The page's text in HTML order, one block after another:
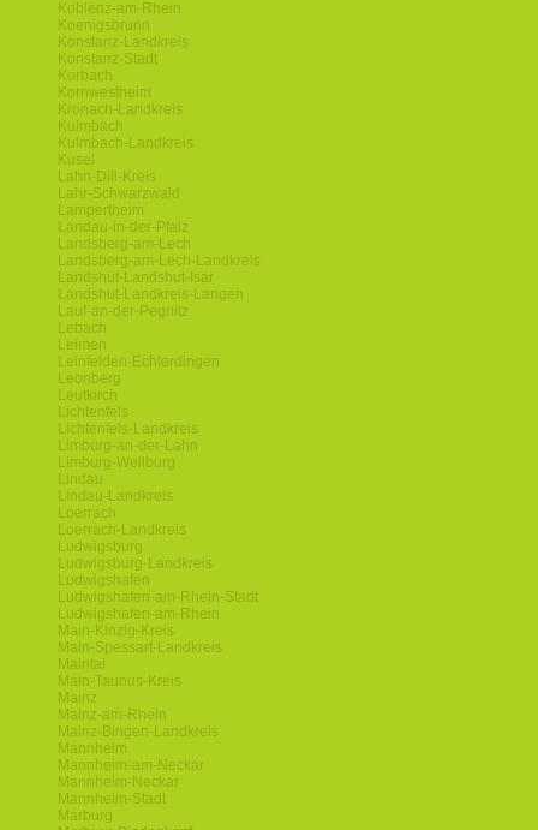
Koblenz-am-Rhein
Koenigsbrunn
Konstanz-Landkreis
Konstanz-Stadt
Korbach
Kornwestheim
Kronach-Landkreis
Kulmbach
Kulmbach-Landkreis
Kusel
Lahn-Dill-Kreis
Lahr-Schwarzwald
Lampertheim
Landau-in-der-Pfalz
Landsberg-am-Lech
Landsberg-am-Lech-Landkreis
Landshut-Landshut-Isar
Landshut-Landkreis-Langen
Lauf-an-der-Pegnitz
Lebach
Leimen
Leinfelden-Echterdingen
Leonberg
Leutkirch
Lichtenfels
Lichtenfels-Landkreis
Limburg-an-der-Lahn
Limburg-Weilburg
Lindau
Lindau-Landkreis
Loerrach
Loerrach-Landkreis
Ludwigsburg
Ludwigsburg-Landkreis
Ludwigshafen
Ludwigshafen-am-Rhein-Stadt
Ludwigshafen-am-Rhein
Main-Kinzig-Kreis
Main-Spessart-Landkreis
Maintal
Main-Taunus-Kreis
Mainz
Mainz-am-Rhein
Mainz-Bingen-Landkreis
Mannheim
Mannheim-am-Neckar
Mannheim-Neckar
Mannheim-Stadt
Marburg